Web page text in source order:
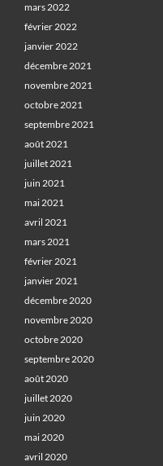
mars 2022
février 2022
janvier 2022
décembre 2021
novembre 2021
octobre 2021
septembre 2021
août 2021
juillet 2021
juin 2021
mai 2021
avril 2021
mars 2021
février 2021
janvier 2021
décembre 2020
novembre 2020
octobre 2020
septembre 2020
août 2020
juillet 2020
juin 2020
mai 2020
avril 2020